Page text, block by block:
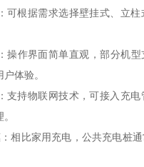
可根据需求选择壁挂式、立
操作界面简单直观，部分机
体验。
支持物联网技术，可接入充
相比家用充电，公共充电桩